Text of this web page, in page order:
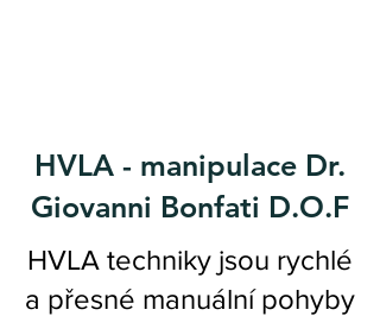
HVLA - manipulace Dr.
Giovanni Bonfati D.O.F
HVLA techniky jsou rychlé
a přesné manuální pohyby